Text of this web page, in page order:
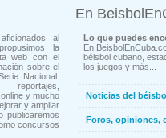
al
la
web con el
sobre el
Nacional.
reportajes,
y mucho
y ampliar
publicaremos
concursos
En
Lo que puedes
En
béisbol cubano,
los juegos y más...
Noticias del
Foros, opiniones,